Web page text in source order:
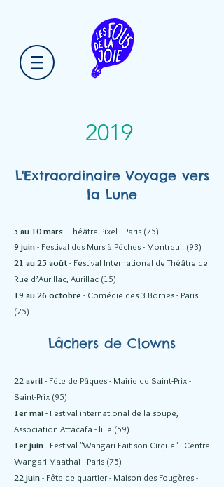
2019
L'Extraordinaire Voyage vers
la Lune
5 au 10 mars- Théâtre Pixel - Paris (75)
9 juin- Festival des Murs à Pêches - Montreuil (93)
21 au 25 août- Festival International de Théâtre de
Rue d’Aurillac, Aurillac (15)
19 au 26 octobre - Comédie des 3 Bornes - Paris
(75)
Lâchers de Clowns
22 avril- Fête de Pâques - Mairie de Saint-Prix -
Saint-Prix (95)
1er mai- Festival international de la soupe,
Association Attacafa - lille (59)
1er juin- Festival "Wangari Fait son Cirque" - Centre
Wangari Maathai - Paris (75)
22 juin- Fête de quartier - Maison des Fougères -